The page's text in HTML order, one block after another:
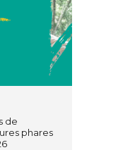
de
phares